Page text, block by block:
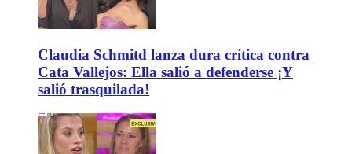
Claudia Schmitd lanza dura crítica contra
Cata Vallejos: Ella salió a defenderse ¡Y
salió trasquilada!